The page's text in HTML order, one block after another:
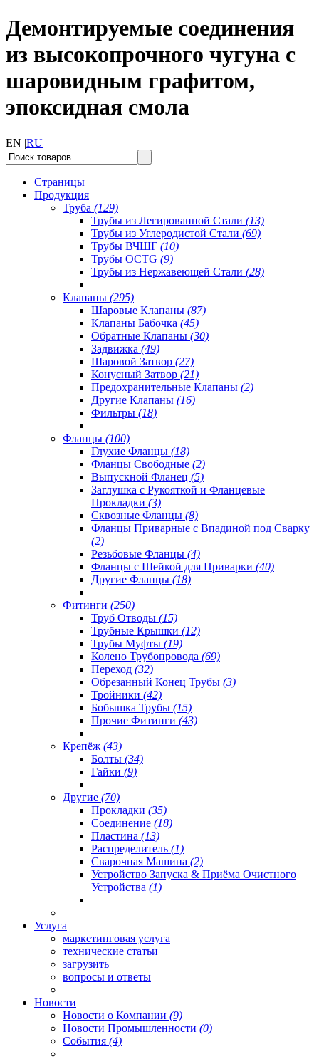
Демонтируемые соединения
из высокопрочного чугуна с
шаровидным графитом,
эпоксидная смола
EN |RU
Страницы
Продукция
Труба (129)
Трубы из Легированной Стали (13)
Трубы из Углеродистой Стали (69)
Трубы ВЧШГ (10)
Трубы OCTG (9)
Трубы из Нержавеющей Стали (28)
Клапаны (295)
Шаровые Клапаны (87)
Клапаны Бабочка (45)
Обратные Клапаны (30)
Задвижка (49)
Шаровой Затвор (27)
Конусный Затвор (21)
Предохранительные Клапаны (2)
Другие Клапаны (16)
Фильтры (18)
Фланцы (100)
Глухие Фланцы (18)
Фланцы Свободные (2)
Выпускной Фланец (5)
Заглушка с Рукояткой и Фланцевые
Прокладки (3)
Сквозные Фланцы (8)
Фланцы Приварные с Впадиной под Сварку
(2)
Резьбовые Фланцы (4)
Фланцы с Шейкой для Приварки (40)
Другие Фланцы (18)
Фитинги (250)
Труб Отводы (15)
Трубные Крышки (12)
Трубы Муфты (19)
Колено Трубопровода (69)
Переход (32)
Обрезанный Конец Трубы (3)
Тройники (42)
Бобышка Трубы (15)
Прочие Фитинги (43)
Крепёж (43)
Болты (34)
Гайки (9)
Другие (70)
Прокладки (35)
Соединение (18)
Пластина (13)
Распределитель (1)
Сварочная Машина (2)
Устройство Запуска & Приёма Очистного
Устройства (1)
Услуга
маркетинговая услуга
технические статьи
загрузить
вопросы и ответы
Новости
Новости о Компании (9)
Новости Промышленности (0)
События (4)